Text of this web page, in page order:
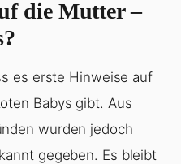
die Mutter –
es erste Hinweise auf
Babys gibt. Aus
wurden jedoch
gegeben. Es bleibt